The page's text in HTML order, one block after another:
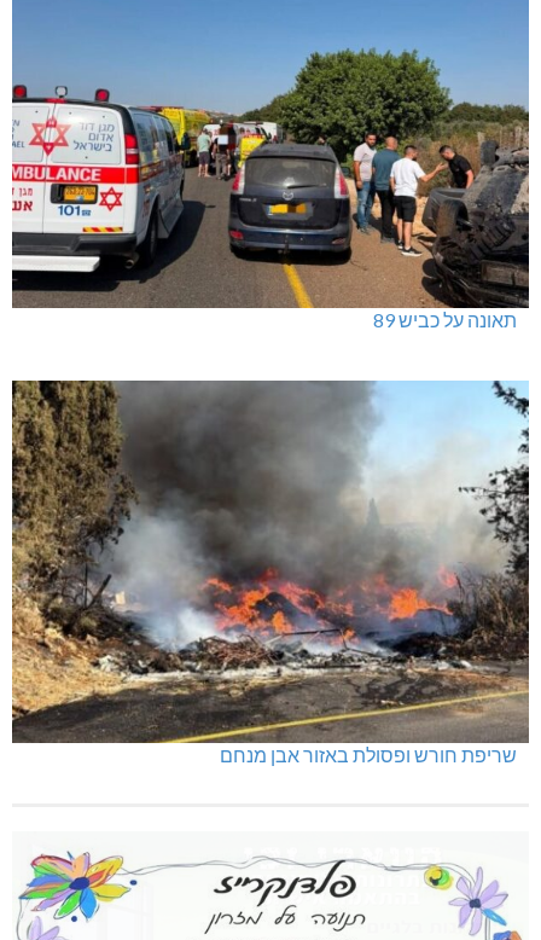
תאונה על כביש 89
שריפת חורש ופסולת באזור אבן מנחם